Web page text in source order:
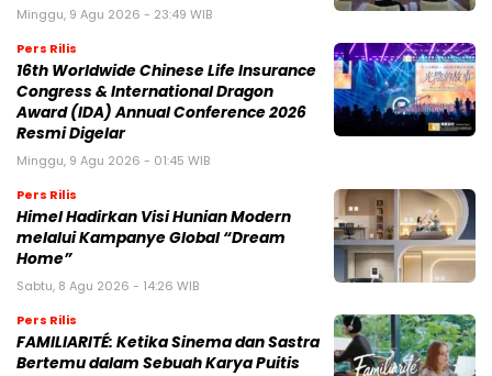
Minggu, 9 Agu 2026 - 23:49 WIB
Pers Rilis
16th Worldwide Chinese Life Insurance
Congress & International Dragon
Award (IDA) Annual Conference 2026
Resmi Digelar
Minggu, 9 Agu 2026 - 01:45 WIB
Pers Rilis
Himel Hadirkan Visi Hunian Modern
melalui Kampanye Global “Dream
Home”
Sabtu, 8 Agu 2026 - 14:26 WIB
Pers Rilis
FAMILIARITÉ: Ketika Sinema dan Sastra
Bertemu dalam Sebuah Karya Puitis